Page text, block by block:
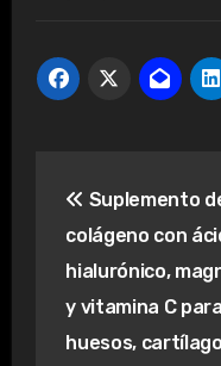
de
entradas
Suplemento
colágeno con
hialurónico,
y vitamina C para
huesos,